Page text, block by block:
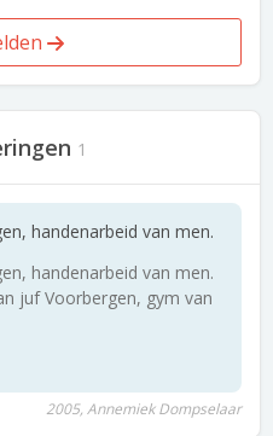
1
handenarbeid van men.
handenarbeid van men.
juf Voorbergen, gym van
2005, Annemiek Dompselaar